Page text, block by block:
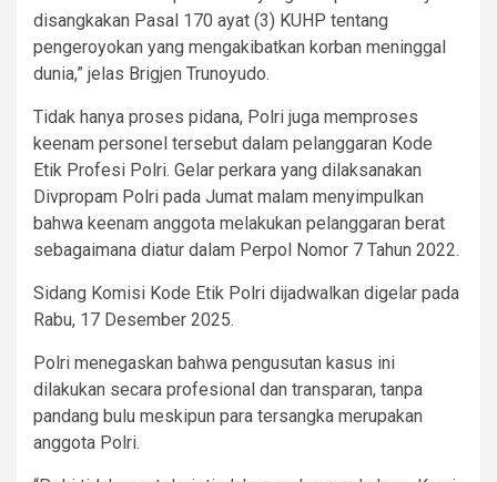
disangkakan Pasal 170 ayat (3) KUHP tentang
pengeroyokan yang mengakibatkan korban meninggal
dunia,” jelas Brigjen Trunoyudo.
Tidak hanya proses pidana, Polri juga memproses
keenam personel tersebut dalam pelanggaran Kode
Etik Profesi Polri. Gelar perkara yang dilaksanakan
Divpropam Polri pada Jumat malam menyimpulkan
bahwa keenam anggota melakukan pelanggaran berat
sebagaimana diatur dalam Perpol Nomor 7 Tahun 2022.
Sidang Komisi Kode Etik Polri dijadwalkan digelar pada
Rabu, 17 Desember 2025.
Polri menegaskan bahwa pengusutan kasus ini
dilakukan secara profesional dan transparan, tanpa
pandang bulu meskipun para tersangka merupakan
anggota Polri.